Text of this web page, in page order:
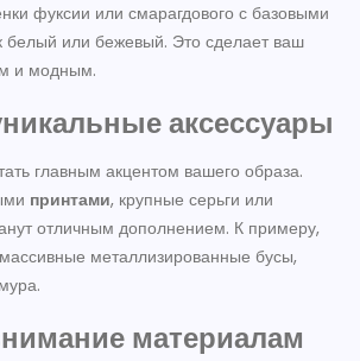
фуксии или смарагдового с базовыми
белый или бежевый. Это сделает ваш
и модным.
аксессуары
главным акцентом вашего образа.
принтами, крупные серьги или
отличным дополнением. К примеру,
металлизированные бусы,
материалам